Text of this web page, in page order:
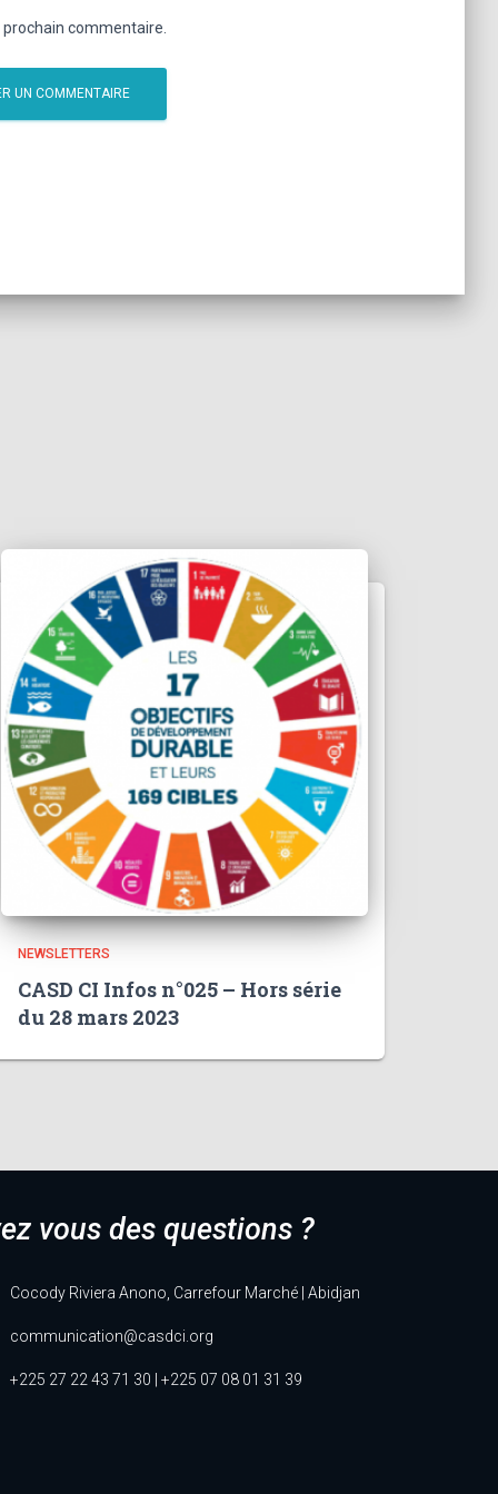
commentaire.
NEWSLETTERS
CASD CI Infos n°025 – Hors série
du 28 mars 2023
vous des questions ?
Cocody Riviera Anono, Carrefour Marché | Abidjan
communication@casdci.org
+225 27 22 43 71 30 | +225 07 08 01 31 39